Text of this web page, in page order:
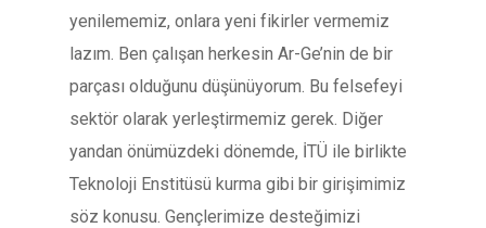
yenilememiz, onlara yeni fikirler vermemiz
lazım. Ben çalışan herkesin Ar-Ge’nin de bir
parçası olduğunu düşünüyorum. Bu felsefeyi
sektör olarak yerleştirmemiz gerek. Diğer
yandan önümüzdeki dönemde, İTÜ ile birlikte
Teknoloji Enstitüsü kurma gibi bir girişimimiz
söz konusu. Gençlerimize desteğimizi